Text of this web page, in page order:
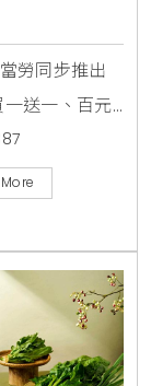
勞同步推出
一送一、百元
歡樂送更獨
圈。
More